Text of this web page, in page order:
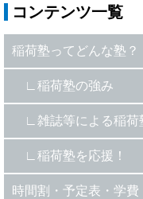
コンテンツ一覧
稲荷塾ってどんな塾？
稲荷塾の強み
雑誌等による稲荷
稲荷塾を応援！
時間割・予定表・学費